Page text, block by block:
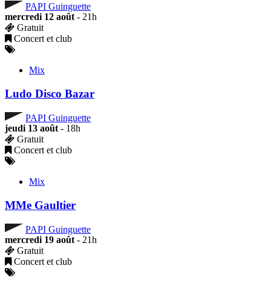
PAPI Guinguette
mercredi 12 août- 21h
Gratuit
Concert et club
Mix
Ludo Disco Bazar
PAPI Guinguette
jeudi 13 août- 18h
Gratuit
Concert et club
Mix
MMe Gaultier
PAPI Guinguette
mercredi 19 août- 21h
Gratuit
Concert et club